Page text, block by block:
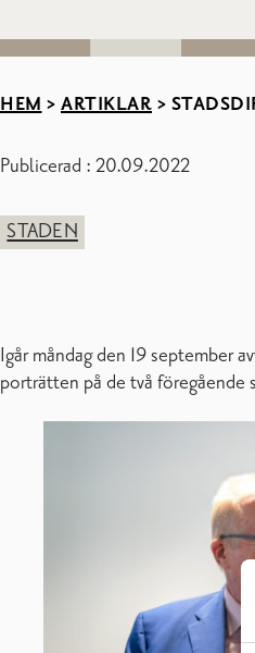
HEM > ARTIKLAR >
Publicerad : 20.09.2022
STADEN
Igår måndag den 19 september
porträtten på de två föregående